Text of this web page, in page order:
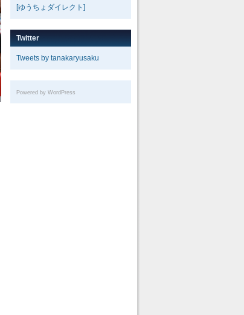
[ゆうちょダイレクト]
Twitter
Tweets by tanakaryusaku
Powered by WordPress